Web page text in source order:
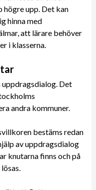
högre upp. Det kan
hinna med
att lärare behöver
i klasserna.
uppdragsdialog. Det
andra kommuner.
bestäms redan
av uppdragsdialog
knutarna finns och på